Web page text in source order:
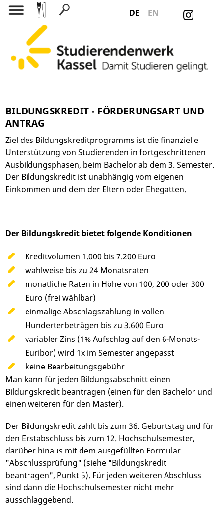
DE EN
Suchen nach:
BILDUNGSKREDIT - FÖRDERUNGSART UND
ANTRAG
Ziel des Bildungskreditprogramms ist die finanzielle
Unterstützung von Studierenden in fortgeschrittenen
Ausbildungsphasen, beim Bachelor ab dem 3. Semester.
Der Bildungskredit ist unabhängig vom eigenen
Einkommen und dem der Eltern oder Ehegatten.
Der Bildungskredit bietet folgende Konditionen
Kreditvolumen 1.000 bis 7.200 Euro
wahlweise bis zu 24 Monatsraten
monatliche Raten in Höhe von 100, 200 oder 300
Euro (frei wählbar)
einmalige Abschlagszahlung in vollen
Hunderterbeträgen bis zu 3.600 Euro
variabler Zins (1% Aufschlag auf den 6-Monats-
Euribor) wird 1x im Semester angepasst
keine Bearbeitungsgebühr
Man kann für jeden Bildungsabschnitt einen
Bildungskredit beantragen (einen für den Bachelor und
einen weiteren für den Master).
Der Bildungskredit zahlt bis zum 36. Geburtstag und für
den Erstabschluss bis zum 12. Hochschulsemester,
darüber hinaus mit dem ausgefüllten Formular
"Abschlussprüfung" (siehe "Bildungskredit
beantragen", Punkt 5). Für jeden weiteren Abschluss
sind dann die Hochschulsemester nicht mehr
ausschlaggebend.